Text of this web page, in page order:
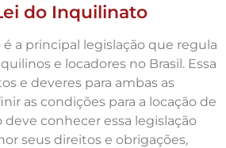
do Inquilinato
a principal legislação que regula
e locadores no Brasil. Essa
e deveres para ambas as
as condições para a locação de
conhecer essa legislação
seus direitos e obrigações,